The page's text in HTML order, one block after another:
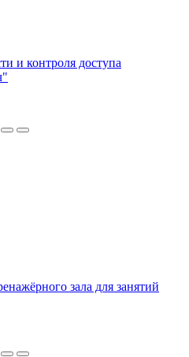
и контроля доступа
зала для занятий